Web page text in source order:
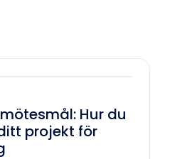
Hur du
projekt för